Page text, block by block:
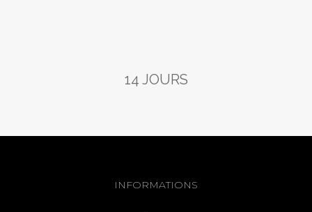
14 JOURS
INFORMATIONS